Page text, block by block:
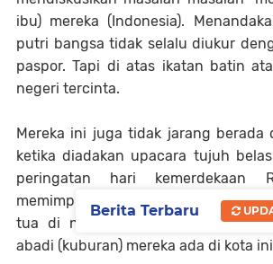
ibu) mereka (Indonesia).
putri bangsa tidak selalu diukur
paspor. Tapi di atas ikatan batin
negeri tercinta.
Mereka ini juga tidak jarang berada
ketika diadakan upacara tujuh
peringatan hari kemerdekaan
memimpikan untuk kembali dan
tua di negeri asal. Walaupun
abadi (kuburan) mereka ada di kota
Berita Terbaru